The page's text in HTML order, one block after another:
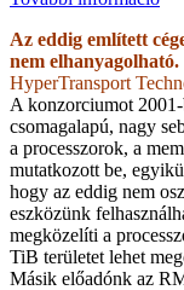
Az eddig említett
nem elhanyagolható.
HyperTransport
A konzorciumot
csomagalapú, nagy
a processzorok, a
mutatkozott be,
hogy az eddig nem
eszközünk
megközelíti a
TiB területet lehet
Másik előadónk az